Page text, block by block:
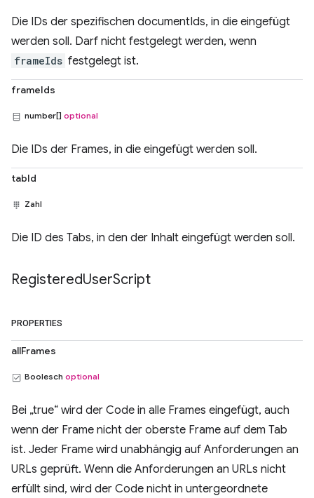
Die IDs der spezifischen documentIds, in die eingefügt
werden soll. Darf nicht festgelegt werden, wenn
frameIds festgelegt ist.
frameIds
number[] optional
Die IDs der Frames, in die eingefügt werden soll.
tabId
Zahl
Die ID des Tabs, in den der Inhalt eingefügt werden soll.
RegisteredUserScript
PROPERTIES
allFrames
Boolesch optional
Bei „true“ wird der Code in alle Frames eingefügt, auch
wenn der Frame nicht der oberste Frame auf dem Tab
ist. Jeder Frame wird unabhängig auf Anforderungen an
URLs geprüft. Wenn die Anforderungen an URLs nicht
erfüllt sind, wird der Code nicht in untergeordnete